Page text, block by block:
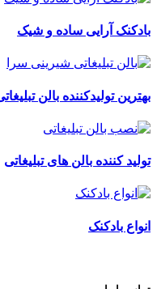
بادکنک آرایی ساده و شیک
بهترین تولیدکننده بالن
تولید کننده بالن های تبلیغاتی
انواع بادکنک